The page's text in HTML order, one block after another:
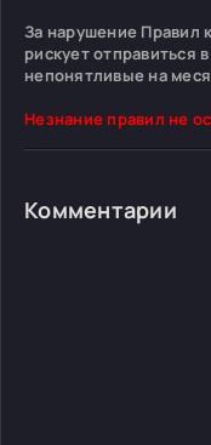
За нарушение Правил
рискует отправиться
непонятливые на
Незнание правил не
Комментарии